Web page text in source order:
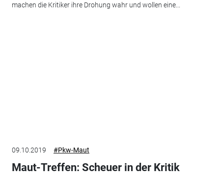
machen die Kritiker ihre Drohung wahr und wollen eine...
09.10.2019 #Pkw-Maut
Maut-Treffen: Scheuer in der Kritik